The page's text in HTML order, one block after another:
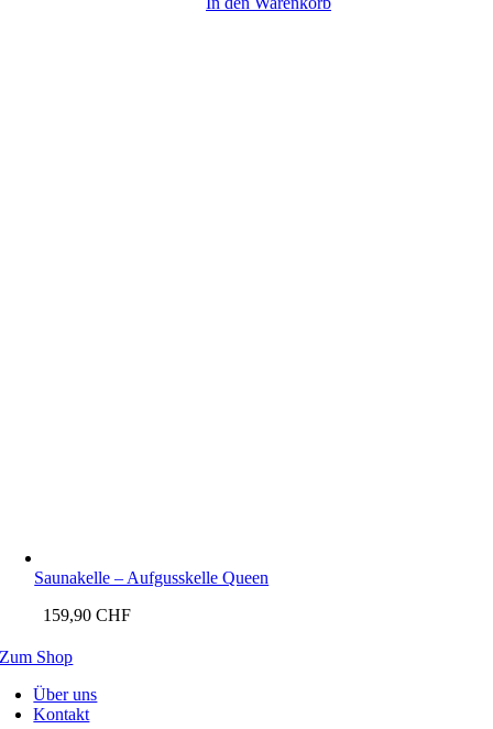
Saunakelle – Aufgusskelle Queen
159,90CHF
Zum Shop
Über uns
Kontakt